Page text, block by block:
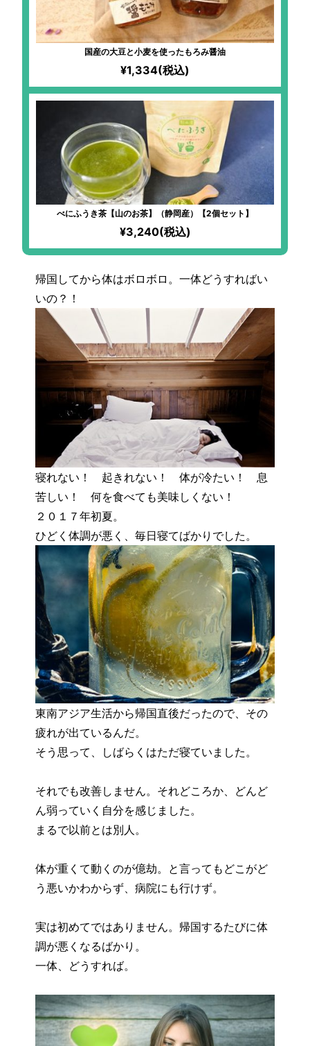
国産の大豆と小麦を使ったもろみ醤油
¥1,334(税込)
べにふうき茶【山のお茶】（静岡産）【2個セット】
¥3,240(税込)
帰国してから体はボロボロ。一体どうすればい
いの？！
寝れない！ 起きれない！ 体が冷たい！ 息
苦しい！ 何を食べても美味しくない！
２０１７年初夏。
ひどく体調が悪く、毎日寝てばかりでした。
東南アジア生活から帰国直後だったので、その
疲れが出ているんだ。
そう思って、しばらくはただ寝ていました。
それでも改善しません。それどころか、どんど
ん弱っていく自分を感じました。
まるで以前とは別人。
体が重くて動くのが億劫。と言ってもどこがど
う悪いかわからず、病院にも行けず。
実は初めてではありません。帰国するたびに体
調が悪くなるばかり。
一体、どうすれば。